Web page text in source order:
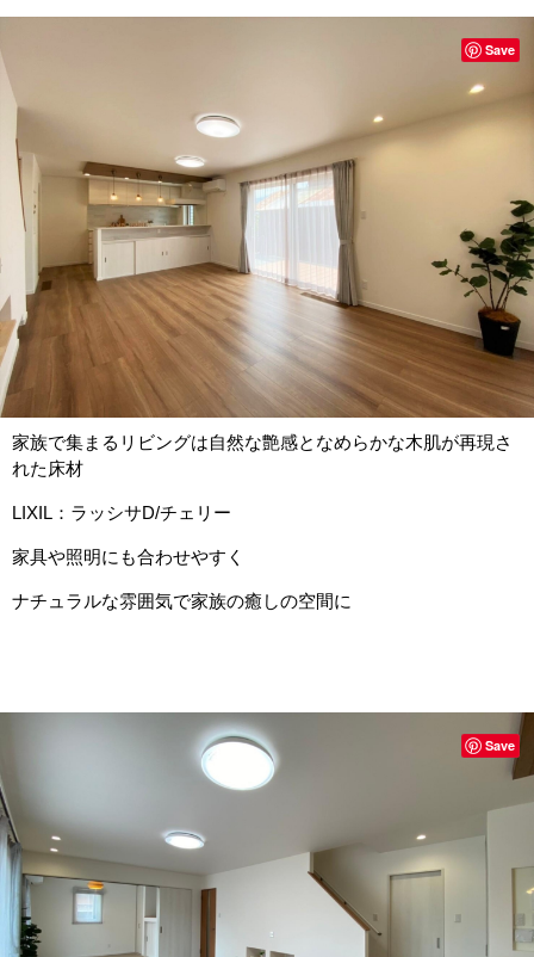
家族で集まるリビングは自然な艶感となめらかな木肌が再現さ
れた床材
LIXIL：ラッシサD/チェリー
家具や照明にも合わせやすく
ナチュラルな雰囲気で家族の癒しの空間に
Save
Save